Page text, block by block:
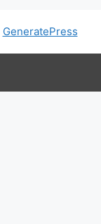
GeneratePress